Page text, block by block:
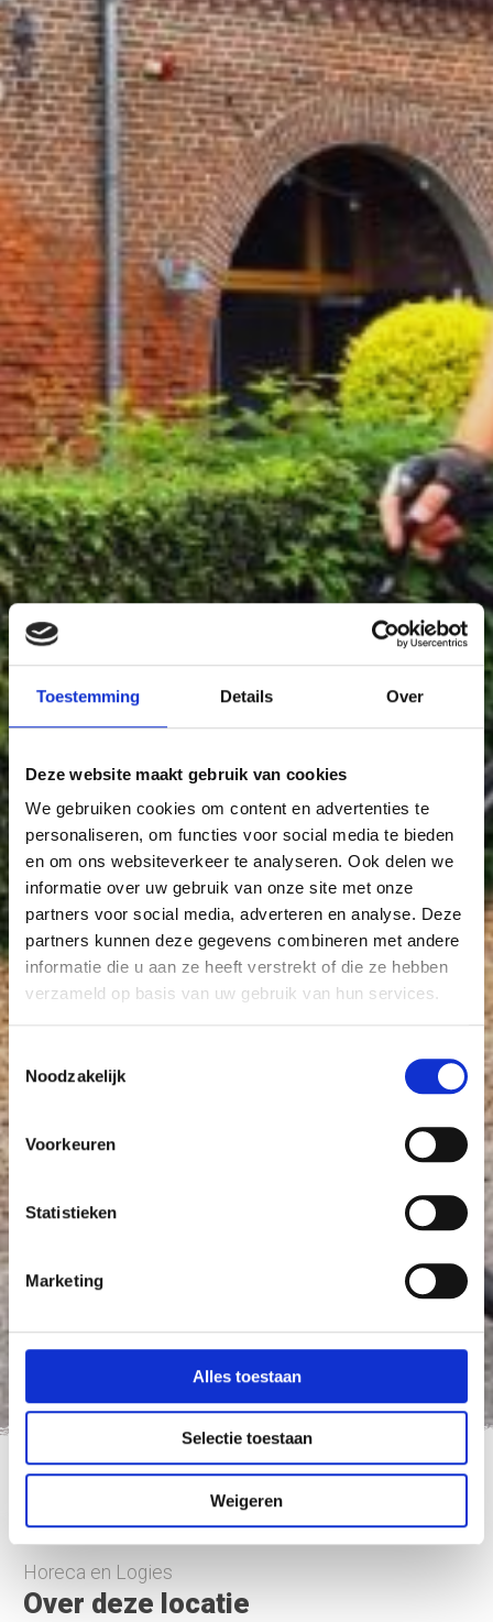
Toestemming Details Over
Deze website maakt gebruik van cookies
We gebruiken cookies om content en advertenties te
personaliseren, om functies voor social media te bieden
en om ons websiteverkeer te analyseren. Ook delen we
informatie over uw gebruik van onze site met onze
partners voor social media, adverteren en analyse. Deze
partners kunnen deze gegevens combineren met andere
informatie die u aan ze heeft verstrekt of die ze hebben
verzameld op basis van uw gebruik van hun services.
Noodzakelijk
Voorkeuren
Statistieken
Marketing
Alles toestaan
Selectie toestaan
Weigeren
Herberg de Brabantse Kluis
Horeca en Logies
Over deze locatie